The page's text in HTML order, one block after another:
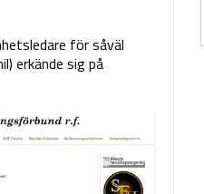
för såväl
erkände sig på